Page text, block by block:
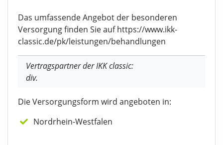
Das umfassende Angebot der besonderen
Versorgung finden Sie auf https://www.ikk-
classic.de/pk/leistungen/behandlungen
Vertragspartner der IKK classic:
div.
Die Versorgungsform wird angeboten in:
Nordrhein-Westfalen